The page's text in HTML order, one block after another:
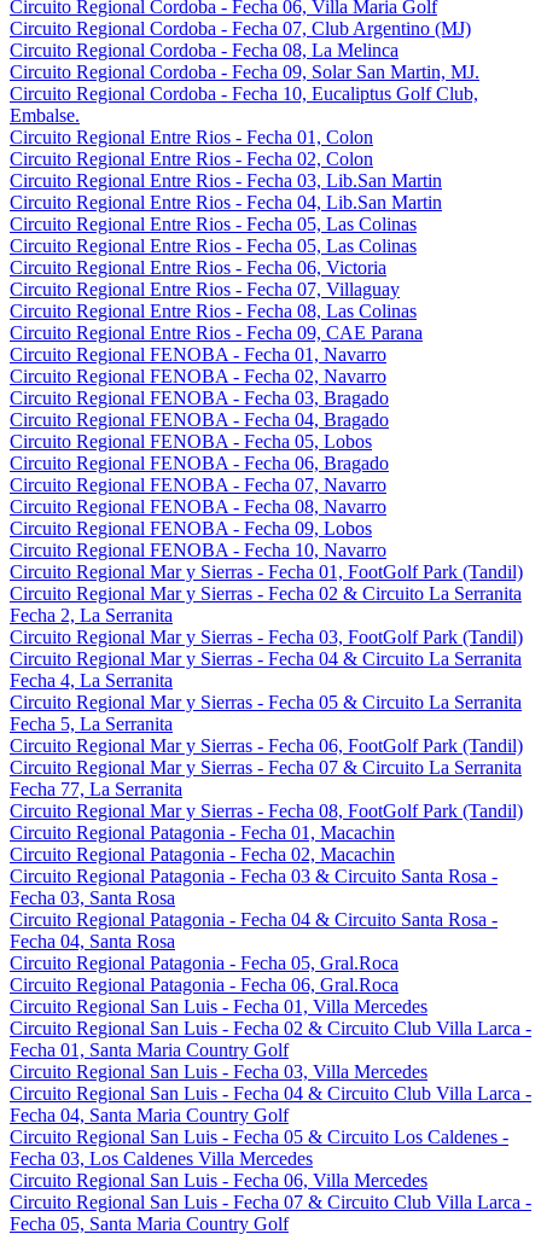
Circuito Regional Cordoba - Fecha 06, Villa Maria Golf
Circuito Regional Cordoba - Fecha 07, Club Argentino (MJ)
Circuito Regional Cordoba - Fecha 08, La Melinca
Circuito Regional Cordoba - Fecha 09, Solar San Martin, MJ.
Circuito Regional Cordoba - Fecha 10, Eucaliptus Golf Club,
Embalse.
Circuito Regional Entre Rios - Fecha 01, Colon
Circuito Regional Entre Rios - Fecha 02, Colon
Circuito Regional Entre Rios - Fecha 03, Lib.San Martin
Circuito Regional Entre Rios - Fecha 04, Lib.San Martin
Circuito Regional Entre Rios - Fecha 05, Las Colinas
Circuito Regional Entre Rios - Fecha 05, Las Colinas
Circuito Regional Entre Rios - Fecha 06, Victoria
Circuito Regional Entre Rios - Fecha 07, Villaguay
Circuito Regional Entre Rios - Fecha 08, Las Colinas
Circuito Regional Entre Rios - Fecha 09, CAE Parana
Circuito Regional FENOBA - Fecha 01, Navarro
Circuito Regional FENOBA - Fecha 02, Navarro
Circuito Regional FENOBA - Fecha 03, Bragado
Circuito Regional FENOBA - Fecha 04, Bragado
Circuito Regional FENOBA - Fecha 05, Lobos
Circuito Regional FENOBA - Fecha 06, Bragado
Circuito Regional FENOBA - Fecha 07, Navarro
Circuito Regional FENOBA - Fecha 08, Navarro
Circuito Regional FENOBA - Fecha 09, Lobos
Circuito Regional FENOBA - Fecha 10, Navarro
Circuito Regional Mar y Sierras - Fecha 01, FootGolf Park (Tandil)
Circuito Regional Mar y Sierras - Fecha 02 & Circuito La Serranita
Fecha 2, La Serranita
Circuito Regional Mar y Sierras - Fecha 03, FootGolf Park (Tandil)
Circuito Regional Mar y Sierras - Fecha 04 & Circuito La Serranita
Fecha 4, La Serranita
Circuito Regional Mar y Sierras - Fecha 05 & Circuito La Serranita
Fecha 5, La Serranita
Circuito Regional Mar y Sierras - Fecha 06, FootGolf Park (Tandil)
Circuito Regional Mar y Sierras - Fecha 07 & Circuito La Serranita
Fecha 77, La Serranita
Circuito Regional Mar y Sierras - Fecha 08, FootGolf Park (Tandil)
Circuito Regional Patagonia - Fecha 01, Macachin
Circuito Regional Patagonia - Fecha 02, Macachin
Circuito Regional Patagonia - Fecha 03 & Circuito Santa Rosa -
Fecha 03, Santa Rosa
Circuito Regional Patagonia - Fecha 04 & Circuito Santa Rosa -
Fecha 04, Santa Rosa
Circuito Regional Patagonia - Fecha 05, Gral.Roca
Circuito Regional Patagonia - Fecha 06, Gral.Roca
Circuito Regional San Luis - Fecha 01, Villa Mercedes
Circuito Regional San Luis - Fecha 02 & Circuito Club Villa Larca -
Fecha 01, Santa Maria Country Golf
Circuito Regional San Luis - Fecha 03, Villa Mercedes
Circuito Regional San Luis - Fecha 04 & Circuito Club Villa Larca -
Fecha 04, Santa Maria Country Golf
Circuito Regional San Luis - Fecha 05 & Circuito Los Caldenes -
Fecha 03, Los Caldenes Villa Mercedes
Circuito Regional San Luis - Fecha 06, Villa Mercedes
Circuito Regional San Luis - Fecha 07 & Circuito Club Villa Larca -
Fecha 05, Santa Maria Country Golf